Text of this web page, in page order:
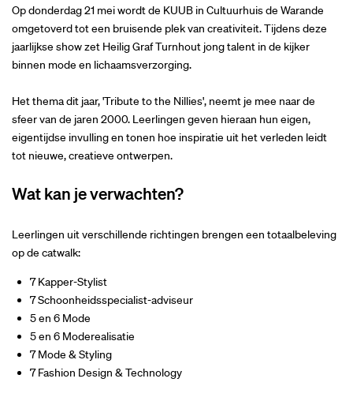
Op donderdag 21 mei wordt de KUUB in Cultuurhuis de Warande
omgetoverd tot een bruisende plek van creativiteit. Tijdens deze
jaarlijkse show zet Heilig Graf Turnhout jong talent in de kijker
binnen mode en lichaamsverzorging.
Het thema dit jaar, 'Tribute to the Nillies', neemt je mee naar de
sfeer van de jaren 2000. Leerlingen geven hieraan hun eigen,
eigentijdse invulling en tonen hoe inspiratie uit het verleden leidt
tot nieuwe, creatieve ontwerpen.
Wat kan je verwachten?
Leerlingen uit verschillende richtingen brengen een totaalbeleving
op de catwalk:
7 Kapper-Stylist
7 Schoonheidsspecialist-adviseur
5 en 6 Mode
5 en 6 Moderealisatie
7 Mode & Styling
7 Fashion Design & Technology